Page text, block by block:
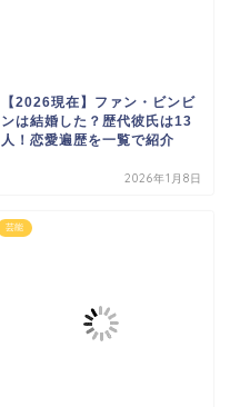
【2026現在】ファン・ビンビ
ンは結婚した？歴代彼氏は13
人！恋愛遍歴を一覧で紹介
2026年1月8日
芸能